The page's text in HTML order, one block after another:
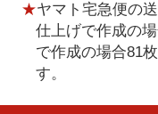
★ヤマト宅急便の
仕上げで作成の
で作成の場合81
す。